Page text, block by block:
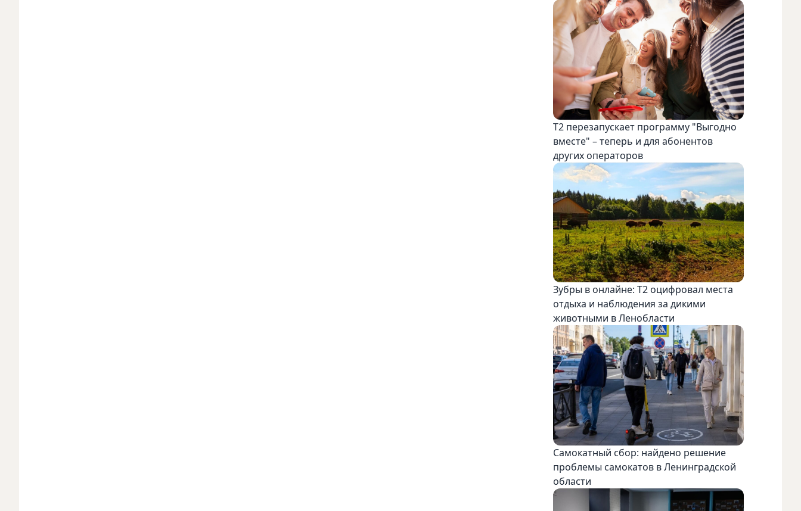
Т2 перезапускает программу "Выгодно
вместе" – теперь и для абонентов
других операторов
Зубры в онлайне: Т2 оцифровал места
отдыха и наблюдения за дикими
животными в Ленобласти
Самокатный сбор: найдено решение
проблемы самокатов в Ленинградской
области